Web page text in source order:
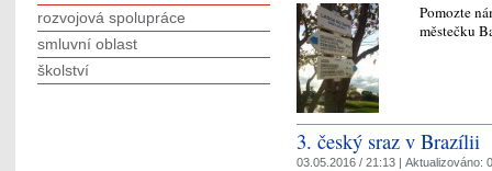
Pomozte
městečku
3. český sraz v Brazílii
03.05.2016 / 21:13 | Aktualizováno:
rozvojová spolupráce
smluvní oblast
školství